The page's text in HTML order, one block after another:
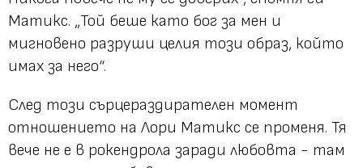
Матикс. „Той беше като бог за мен и
мигновено разруши целия този образ, който
имах за него“.
След този сърцераздирателен момент
отношението на Лори Матикс се променя. Тя
вече не е в рокендрола заради любовта - там